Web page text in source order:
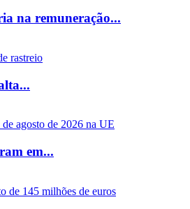
na remuneração...
em...